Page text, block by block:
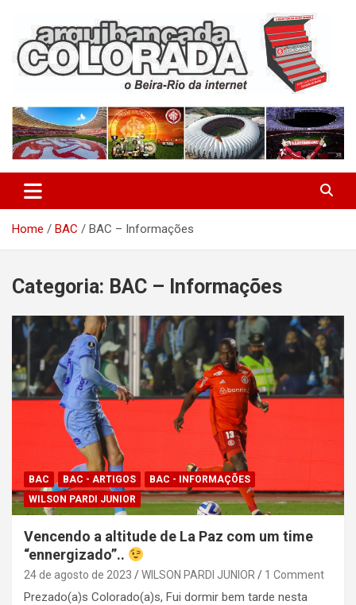
content
Arquibancada Colorada
Home BAC BAC – Informações
Categoria: BAC – Informações
BAC BAC - ARTIGOS
BAC - INFORMAÇÕES
WILSON PARDI JUNIOR
Vencendo a altitude de La Paz com um time
“ennergizado”..
24 de agosto de 2023 WILSON PARDI JUNIOR 1 Comment
Prezado(a)s Colorado(a)s, Fui dormir bem tarde nesta